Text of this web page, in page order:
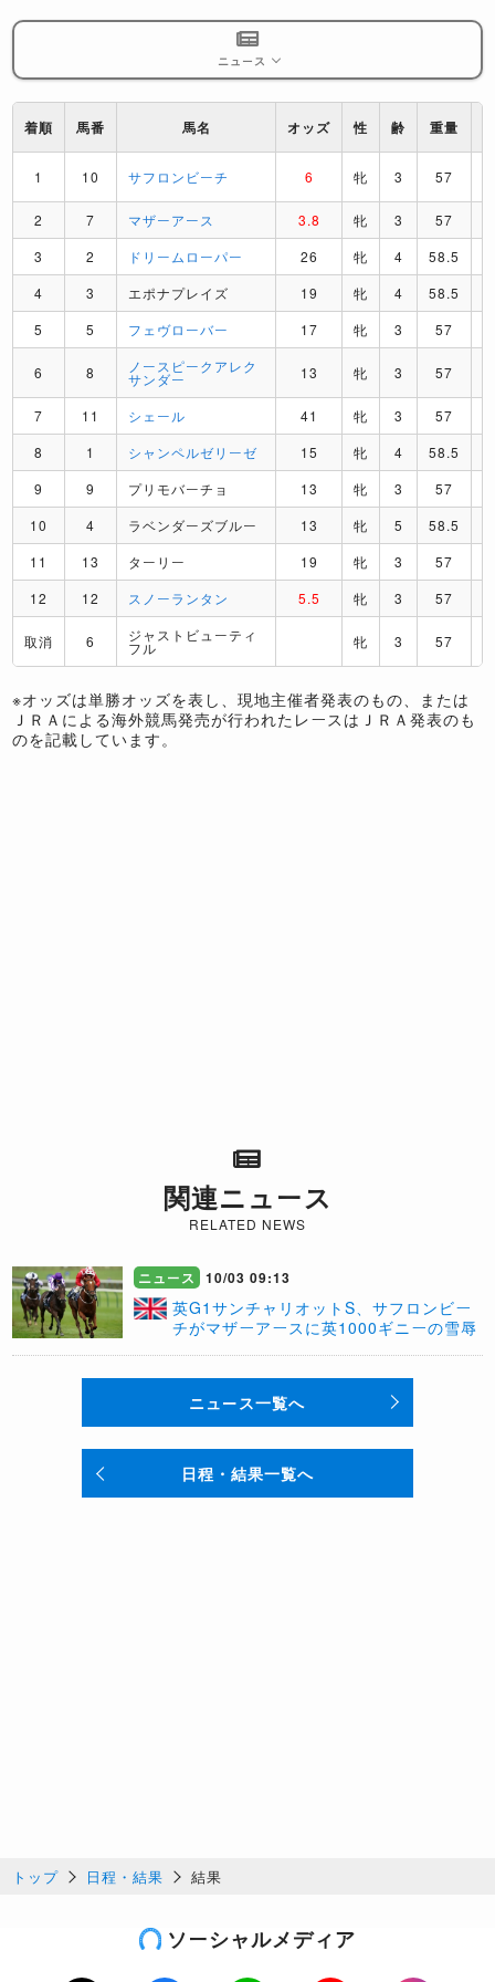
ニュース
着順 馬番 馬名 オッズ 性 齢 重量
1 10 サフロンビーチ 6 牝 3 57
2 7 マザーアース 3.8 牝 3 57
3
2 ドリームローパー 26 牝 4 58.5
4
3 エポナプレイズ 19 牝 4 58.5
5
5 フェヴローバー 17 牝 3 57
6 8 ノースピークアレク
サンダー 13 牝 3 57
7 11 シェール 41 牝 3 57
8
1 シャンペルゼリーゼ 15 牝 4 58.5
9
9 プリモバーチョ 13 牝 3 57
10
4 ラベンダーズブルー 13 牝 5 58.5
11
13 ターリー 19 牝 3 57
12
12 スノーランタン 5.5 牝 3 57
取消 6 ジャストビューティ
フル 牝 3 57
※オッズは単勝オッズを表し、現地主催者発表のもの、または
ＪＲＡによる海外競馬発売が行われたレースはＪＲＡ発表のも
のを記載しています。
関連ニュース
RELATED NEWS
ニュース 10/03 09:13
英G1サンチャリオットS、サフロンビー
チがマザーアースに英1000ギニーの雪辱
ニュース一覧へ
日程・結果一覧へ
トップ 日程・結果 結果
ソーシャルメディア